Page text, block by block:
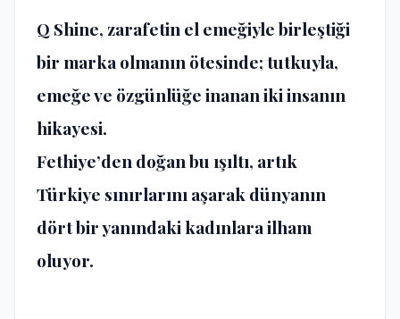
Q Shine, zarafetin el emeğiyle birleştiği
bir marka olmanın ötesinde; tutkuyla,
emeğe ve özgünlüğe inanan iki insanın
hikayesi.
Fethiye’den doğan bu ışıltı, artık
Türkiye sınırlarını aşarak dünyanın
dört bir yanındaki kadınlara ilham
oluyor.